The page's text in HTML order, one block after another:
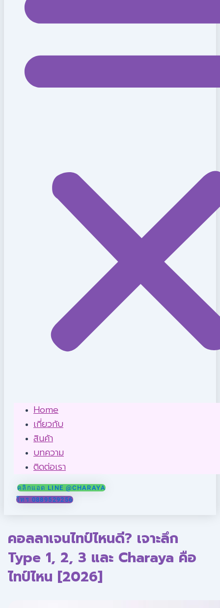
Home
เกี่ยวกับ
สินค้า
บทความ
ติดต่อเรา
คลิกแอด LINE @CHARAYA
โทร 0889529256
คอลลาเจนไทป์ไหนดี? เจาะลึก
Type 1, 2, 3 และ Charaya คือ
ไทป์ไหน [2026]